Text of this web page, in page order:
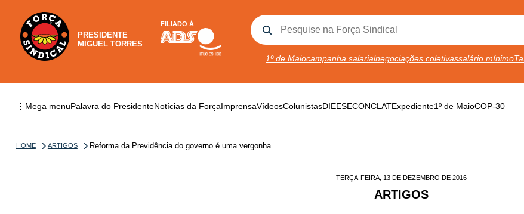
PRESIDENTE
MIGUEL TORRES
FILIADO À
1º de Maiocampanha salarialnegociações coletivassalário mínimo
⋮ Mega menuPalavra do PresidenteNotícias da ForçaImprensaVídeosColunistasDIEESECONCLATExpediente1º de MaioCOP-30
HOME ARTIGOS Reforma da Previdência do governo é uma vergonha
TERÇA-FEIRA, 13 DE DEZEMBRO DE 2016
ARTIGOS